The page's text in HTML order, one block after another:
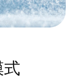
式